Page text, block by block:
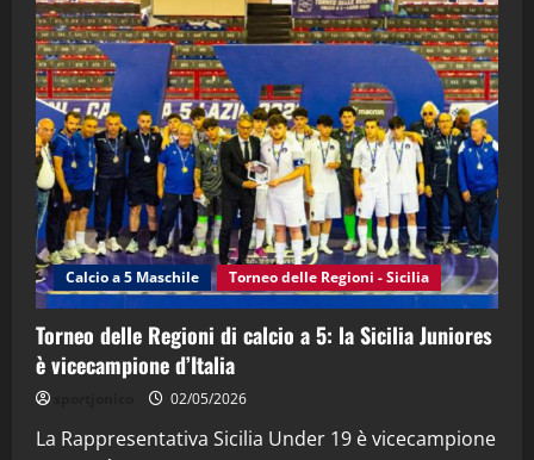
3
"SportEmpire" in Podcast
“SportEmpire” in Podcast: 28^ Puntata
(Martedi 21 Aprile 2026)
21/04/2026
4
"SportEmpire" in Podcast Sport News
“SportEmpire” in Podcast: 27^ Puntata
(Martedi 14 Aprile 2026)
15/04/2026
"SportEmpire" in Podcast
“SportEmpire” in Podcast: 26^ Puntata
08/04/2026
Calcio a 5 Maschile Torneo delle Regioni - Sicilia
Torneo delle Regioni di calcio a 5: la Sicilia Juniores
è vicecampione d’Italia
02/05/2026
La Rappresentativa Sicilia Under 19 è vicecampione